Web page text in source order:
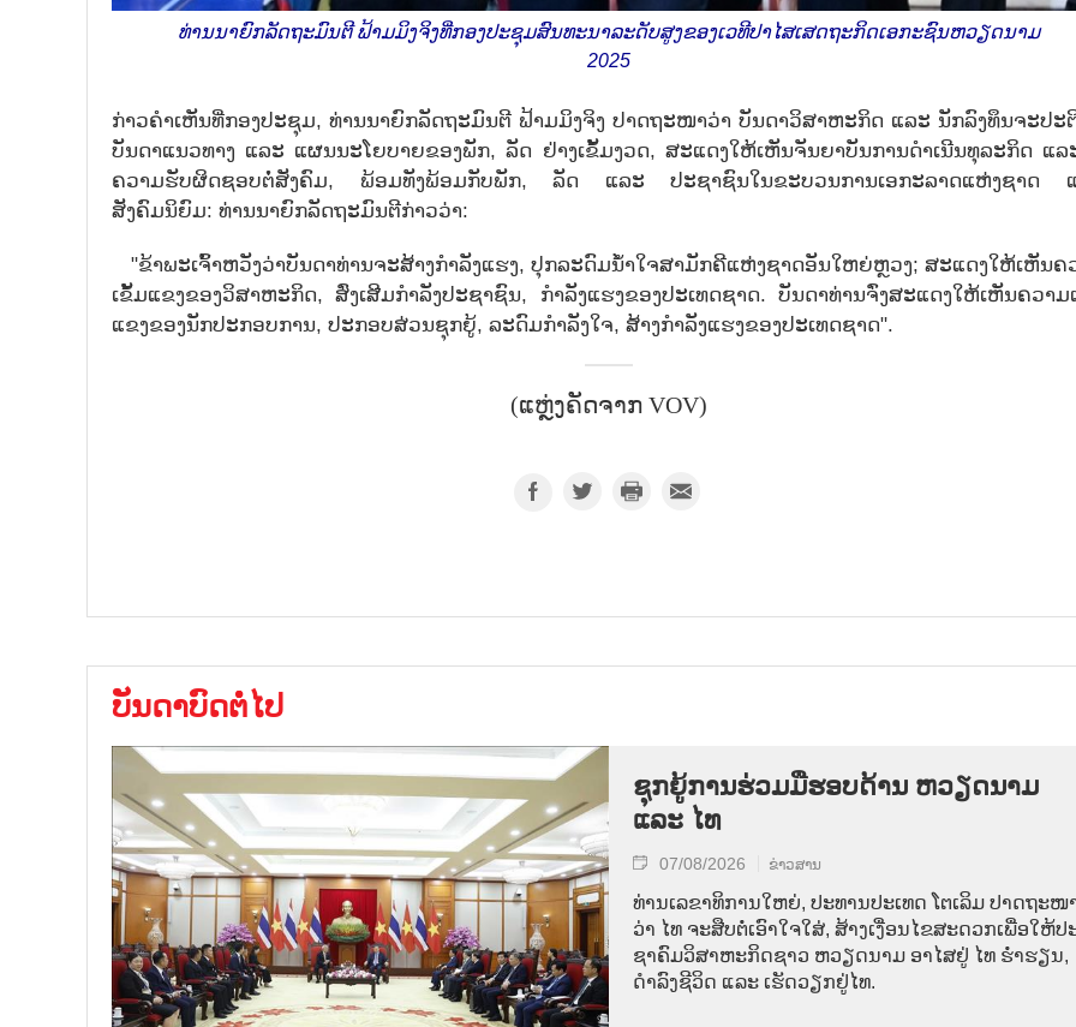
ທ່ານນາຍົກລັດຖະມົນຕີ ຟ້າມມິງຈິງທີ່ກອງປະຊຸມສົນທະນາລະດັບສູງຂອງເວທີປາໄສເສດຖະກິດເອກະຊົນຫວຽດນາມ
2025
ກ່າວຄຳເຫັນທີ່ກອງປະຊຸມ, ທ່ານນາຍົກລັດຖະມົນຕີ ຟ້າມມິງຈິງ ປາດຖະໜາວ່າ ບັນດາວິສາຫະກິດ ແລະ ນັກລົງທຶນຈະປະ
ບັນດາແນວທາງ ແລະ ແຜນນະໂຍບາຍຂອງພັກ, ລັດ ຢ່າງເຂັ້ມງວດ, ສະແດງໃຫ້ເຫັນຈັນຍາບັນການດຳເນີນທຸລະກິດ ແ
ຄວາມຮັບຜິດຊອບຕໍ່ສັງຄົມ, ພ້ອມທັງພ້ອມກັບພັກ, ລັດ ແລະ ປະຊາຊົນໃນຂະບວນການເອກະລາດແຫ່ງຊາດ
ສັງຄົມນິຍົມ: ທ່ານນາຍົກລັດຖະມົນຕີກ່າວວ່າ:
"ຂ້າພະເຈົ້າຫວັງວ່າບັນດາທ່ານຈະສ້າງກຳລັງແຮງ, ປຸກລະດົມນ້ຳໃຈສາມັກຄີແຫ່ງຊາດອັນໃຫຍ່ຫຼວງ; ສະແດງໃຫ້ເຫັນຄ
ເຂັ້ມແຂງຂອງວິສາຫະກິດ, ສົ່ງເສີມກຳລັງປະຊາຊົນ, ກຳລັງແຮງຂອງປະເທດຊາດ. ບັນດາທ່ານຈົ່ງສະແດງໃຫ້ເຫັນຄວາມ
ແຂງຂອງນັກປະກອບການ, ປະກອບສ່ວນຊຸກຍູ້, ລະດົມກຳລັງໃຈ, ສ້າງກຳລັງແຮງຂອງປະເທດຊາດ".
(ແຫຼ່ງຄັດຈາກ VOV)
ບັນດາບົດຕໍ່ໄປ
ຊຸກຍູ້ການຮ່ວມມືຮອບດ້ານ ຫວຽດນາມ
ແລະ ໄທ
07/08/2026 ຂ່າວສານ
ທ່ານ​ເລ​ຂາ​ທິ​ການ​ໃຫຍ່, ປະ​ທານ​ປະ​ເທດ ໂຕ​ເລິມ ປາດ​ຖະ​ໜ
ວ່າ ໄທ​ ຈະ​ສືບ​ຕໍ່​ເອົາ​ໃຈ​ໃສ່, ສ້າງ​ເງື່ອນ​ໄຂ​ສະ​ດວກ​ເພື່ອ​ໃຫ້​ປ
ຊາ​ຄົມ​ວ​ິ​ສາ​ຫະ​ກິດ​ຊາວ ຫວຽດ​ນາມ ອາ​ໄສ​ຢູ່ ໄທ ຮ່ຳ​ຮຽນ,
ດຳ​ລົງ​ຊີ​ວິດ ແລະ ເຮັດ​ວຽກ​ຢູ່​ໄທ.